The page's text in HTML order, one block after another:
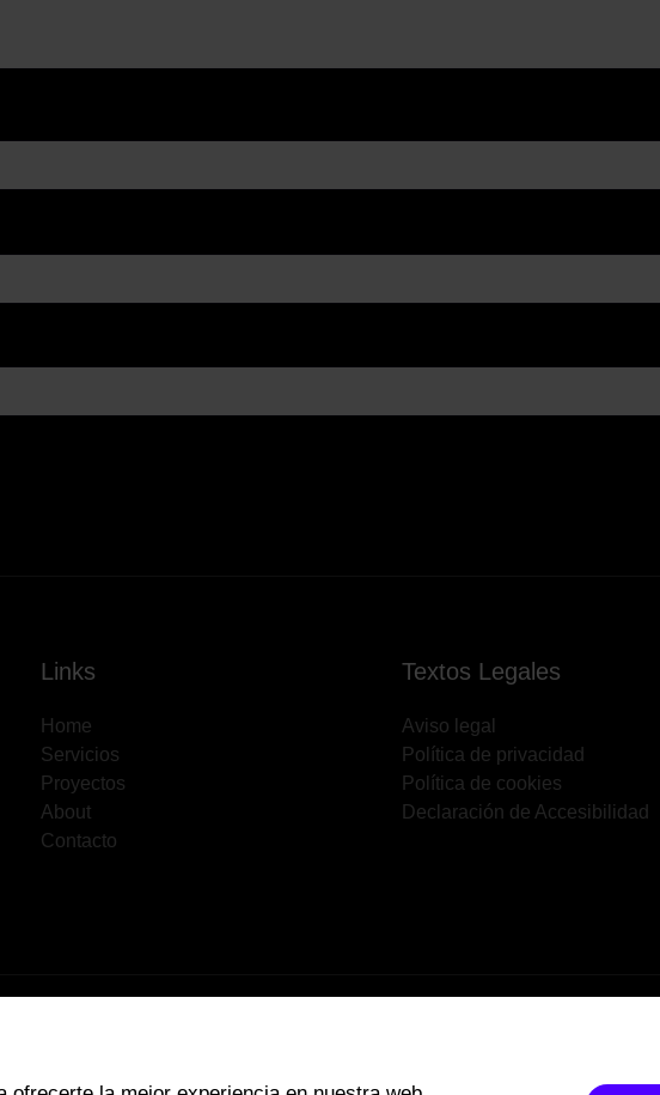
Links
Home
Servicios
Proyectos
About
Contacto
Textos Legales
Aviso legal
Política de privacidad
Política de cookies
Declaración de Accesibilidad